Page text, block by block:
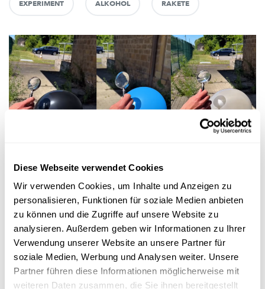
Diese Webseite verwendet Cookies
Wir verwenden Cookies, um Inhalte und Anzeigen zu
personalisieren, Funktionen für soziale Medien anbieten
zu können und die Zugriffe auf unsere Website zu
analysieren. Außerdem geben wir Informationen zu Ihrer
Verwendung unserer Website an unsere Partner für
soziale Medien, Werbung und Analysen weiter. Unsere
Partner führen diese Informationen möglicherweise mit
weiteren Daten zusammen, die Sie ihnen bereitgestellt
EXPERIMENT ALKOHOL RAKETE
ENERGIE DER SONNE
Welcher Luftballon platzt schneller in der
Sonne?
FNR